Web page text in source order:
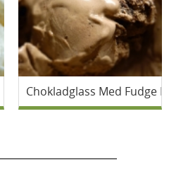
Chokladglass Med Fudge